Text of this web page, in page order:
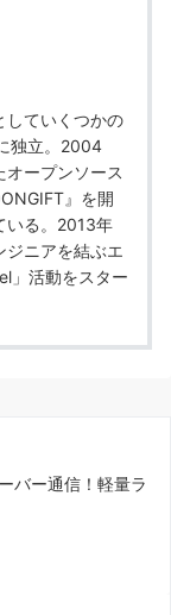
していくつかの
独立。2004
ープンソース
』を開
いる。2013年
ジニアを結ぶエ
」活動をスター
バー通信！軽量ラ